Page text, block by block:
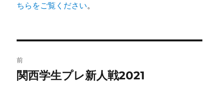
ちらをご覧ください。
稿
前
前
関西学生プレ新人戦2021